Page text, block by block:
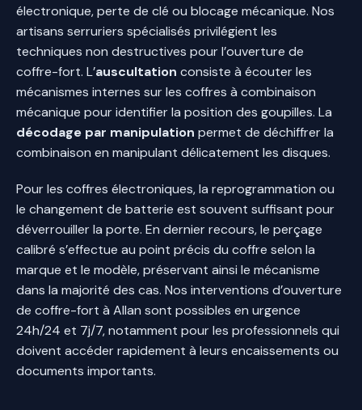
électronique, perte de clé ou blocage mécanique. Nos
artisans serruriers spécialisés privilégient les
techniques non destructives pour l’ouverture de
coffre-fort. L’auscultation consiste à écouter les
mécanismes internes sur les coffres à combinaison
mécanique pour identifier la position des goupilles. La
décodage par manipulation permet de déchiffrer la
combinaison en manipulant délicatement les disques.
Pour les coffres électroniques, la reprogrammation ou
le changement de batterie est souvent suffisant pour
déverrouiller la porte. En dernier recours, le perçage
calibré s’effectue au point précis du coffre selon la
marque et le modèle, préservant ainsi le mécanisme
dans la majorité des cas. Nos interventions d’ouverture
de coffre-fort à Allan sont possibles en urgence
24h/24 et 7j/7, notamment pour les professionnels qui
doivent accéder rapidement à leurs encaissements ou
documents importants.